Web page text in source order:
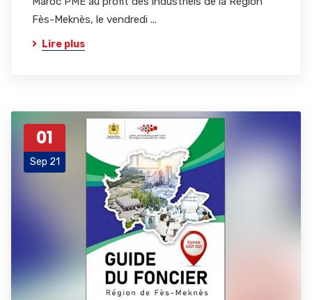
Fès-Meknès, le vendredi ...
Lire plus
01
Sep 21